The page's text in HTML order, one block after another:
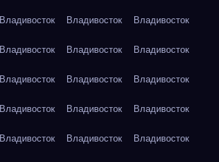
Владивосток Владивосток Владивосток
Владивосток Владивосток Владивосток
Владивосток Владивосток Владивосток
Владивосток Владивосток Владивосток
Владивосток Владивосток Владивосток